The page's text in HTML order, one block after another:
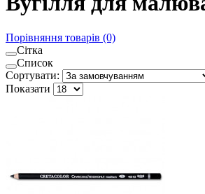
Порівняння товарів (0)
Сітка
Список
Сортувати:
Показати